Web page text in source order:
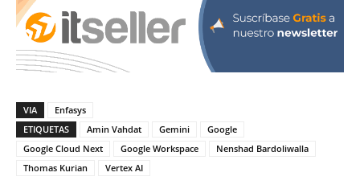
VIA
Enfasys
ETIQUETAS
Amin Vahdat Gemini
Google
Google Cloud Next
Google Workspace
Nenshad Bardoliwalla
Thomas Kurian
Vertex AI